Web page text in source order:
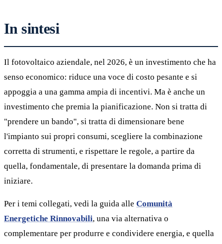
In sintesi
Il fotovoltaico aziendale, nel 2026, è un investimento che ha
senso economico: riduce una voce di costo pesante e si
appoggia a una gamma ampia di incentivi. Ma è anche un
investimento che premia la pianificazione. Non si tratta di
"prendere un bando", si tratta di dimensionare bene
l'impianto sui propri consumi, scegliere la combinazione
corretta di strumenti, e rispettare le regole, a partire da
quella, fondamentale, di presentare la domanda prima di
iniziare.
Per i temi collegati, vedi la guida alle Comunità
Energetiche Rinnovabili, una via alternativa o
complementare per produrre e condividere energia, e quella